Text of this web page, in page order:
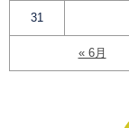
« 6月
31